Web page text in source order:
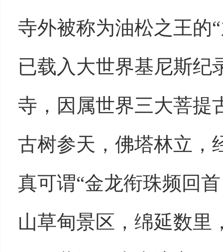
寺外被称为油松之王的
已载入大世界基尼斯纪
寺，因属世界三大菩提
古树参天，佛塔林立，
真可谓“金龙衔珠频回
山草甸景区，绵延数里